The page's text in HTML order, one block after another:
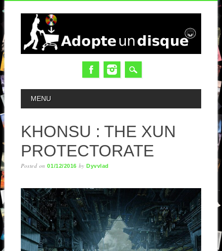
MAIN MENU
MENU
KHONSU : THE XUN
PROTECTORATE
Posted on01/12/2016 byDyvvlad